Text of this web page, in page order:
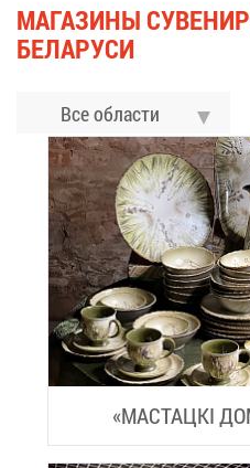
МА­ГА­ЗИ­НЫ
БЕ­ЛА­РУ­СИ
Все области
«МА­СТАЦКІ